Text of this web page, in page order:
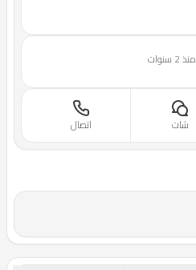
منذ 2 سنوات
اتصال شات